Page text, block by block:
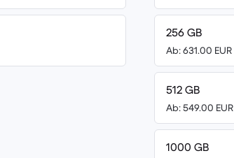
256 GB
Ab: 631.00 EUR
512 GB
Ab: 549.00 EUR
1000 GB